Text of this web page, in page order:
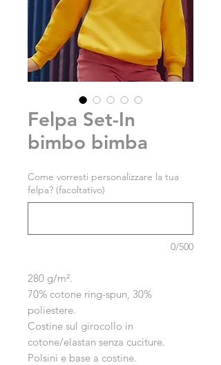
Felpa Set-In
bimbo bimba
Come vorresti personalizzare la tua
felpa? (facoltativo)
0/500
280 g/m².
70% cotone ring-spun, 30%
poliestere.
Costine sul girocollo in
cotone/elastan senza cuciture.
Polsini e base a costine.